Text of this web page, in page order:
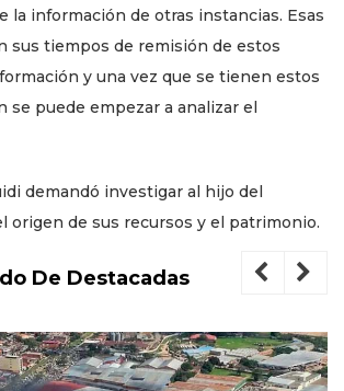
la información de otras instancias. Esas
sus tiempos de remisión de estos
y una vez que se tienen estos
se puede empezar a analizar el
demandó investigar al hijo del
origen de sus recursos y el patrimonio.
De Destacadas